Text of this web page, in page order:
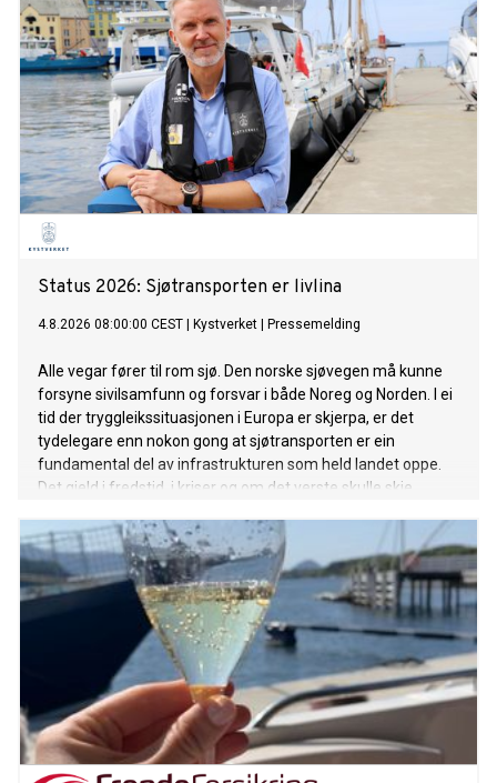
Status 2026: Sjøtransporten er livlina
4.8.2026 08:00:00 CEST Kystverket Pressemelding
Alle vegar fører til rom sjø. Den norske sjøvegen må kunne
forsyne sivilsamfunn og forsvar i både Noreg og Norden. I ei
tid der tryggleikssituasjonen i Europa er skjerpa, er det
tydelegare enn nokon gong at sjøtransporten er ein
fundamental del av infrastrukturen som held landet oppe.
Det gjeld i fredstid, i kriser og om det verste skulle skje.